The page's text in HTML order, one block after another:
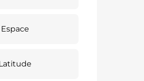
Espace